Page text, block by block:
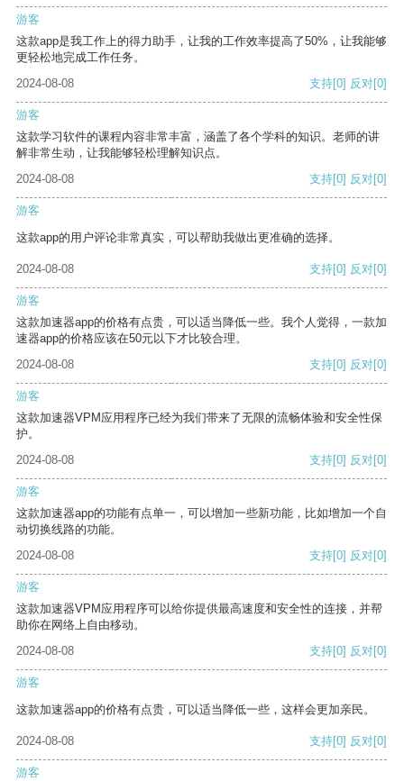
游客
这款app是我工作上的得力助手，让我的工作效率提高了50%，让我能够
更轻松地完成工作任务。
2024-08-08
支持[0] 反对[0]
游客
这款学习软件的课程内容非常丰富，涵盖了各个学科的知识。老师的讲
解非常生动，让我能够轻松理解知识点。
2024-08-08
支持[0] 反对[0]
游客
这款app的用户评论非常真实，可以帮助我做出更准确的选择。
2024-08-08 支持[0] 反对[0]
游客
这款加速器app的价格有点贵，可以适当降低一些。我个人觉得，一款加
速器app的价格应该在50元以下才比较合理。
2024-08-08
支持[0] 反对[0]
游客
这款加速器VPM应用程序已经为我们带来了无限的流畅体验和安全性保
护。
2024-08-08
支持[0] 反对[0]
游客
这款加速器app的功能有点单一，可以增加一些新功能，比如增加一个自
动切换线路的功能。
2024-08-08
支持[0] 反对[0]
游客
这款加速器VPM应用程序可以给你提供最高速度和安全性的连接，并帮
助你在网络上自由移动。
2024-08-08
支持[0] 反对[0]
游客
这款加速器app的价格有点贵，可以适当降低一些，这样会更加亲民。
2024-08-08 支持[0] 反对[0]
游客